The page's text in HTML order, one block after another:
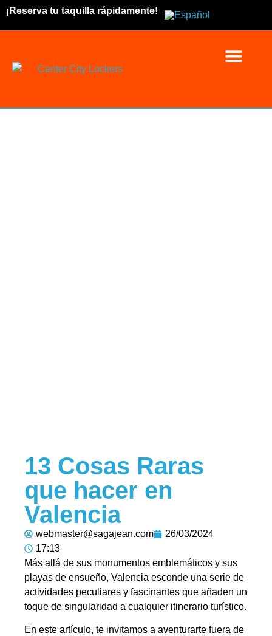
¡Reserva tu taquilla rápidamente!
13 Cosas Raras
que hacer en
Valencia
webmaster@sagajean.com
26/03/2024
17:13
Más allá de sus monumentos emblemáticos y sus
playas de ensueño, Valencia esconde una serie de
actividades peculiares y fascinantes que añaden un
toque de singularidad a cualquier itinerario turístico.
En este artículo, te invitamos a aventurarte fuera de